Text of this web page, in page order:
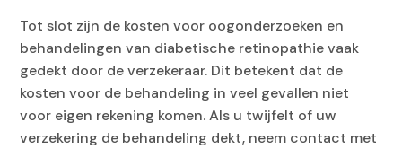
Tot slot zijn de kosten voor oogonderzoeken en
behandelingen van diabetische retinopathie vaak
gedekt door de verzekeraar. Dit betekent dat de
kosten voor de behandeling in veel gevallen niet
voor eigen rekening komen. Als u twijfelt of uw
verzekering de behandeling dekt, neem contact met